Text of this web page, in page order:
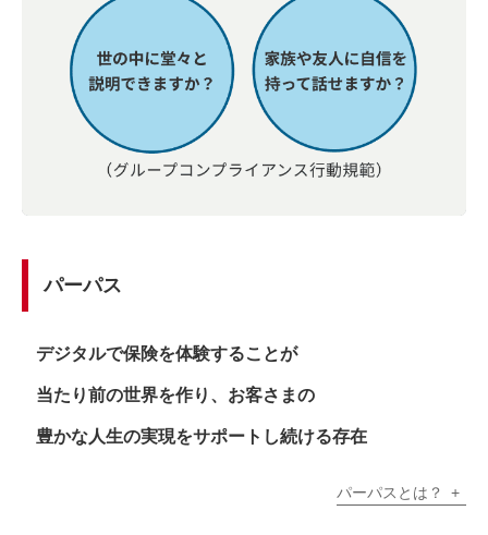
パーパス
デジタルで保険を体験することが
当たり前の世界を作り、 お客さまの
豊かな人生の実現をサポートし続ける存在
パーパスとは？